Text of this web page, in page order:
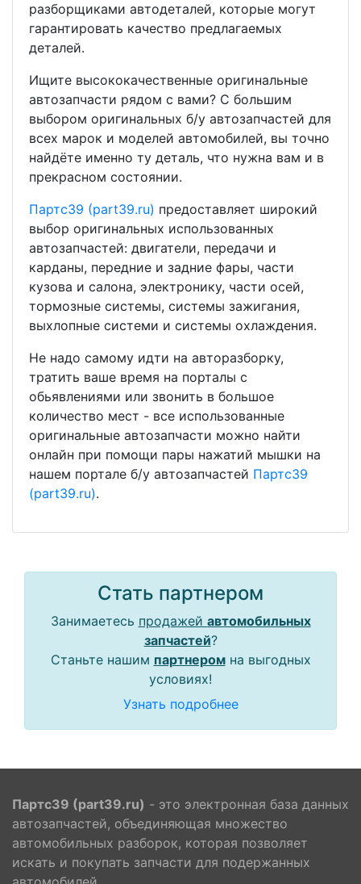
разборщиками автодеталей, которые могут
гарантировать качество предлагаемых
деталей.
Ищите высококачественные оригинальные
автозапчасти рядом с вами? С большим
выбором оригинальных б/у автозапчастей для
всех марок и моделей автомобилей, вы точно
найдёте именно ту деталь, что нужна вам и в
прекрасном состоянии.
Партс39 (part39.ru) предоставляет широкий
выбор оригинальных использованных
автозапчастей: двигатели, передачи и
карданы, передние и задние фары, части
кузова и салона, электронику, части осей,
тормозные системы, системы зажигания,
выхлопные системи и системы охлаждения.
Не надо самому идти на авторазборку,
тратить ваше время на порталы с
обьявлениями или звонить в большое
количество мест - все использованные
оригинальные автозапчасти можно найти
онлайн при помощи пары нажатий мышки на
нашем портале б/у автозапчастей Партс39
(part39.ru).
Стать партнером
Занимаетесь продажей автомобильных
запчастей?
Станьте нашим партнеромна выгодных
условиях!
Узнать подробнее
Партс39 (part39.ru) - это электронная база данных
автозапчастей, объединяющая множество
автомобильных разборок, которая позволяет
искать и покупать запчасти для подержанных